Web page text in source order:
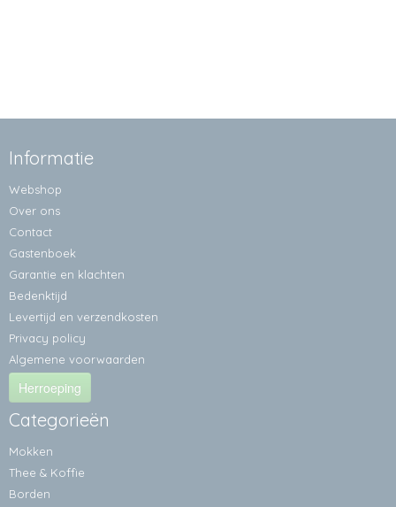
Informatie
Webshop
Over ons
Contact
Gastenboek
Garantie en klachten
Bedenktijd
Levertijd en verzendkosten
Privacy policy
Algemene voorwaarden
Herroeping
Categorieën
Mokken
Thee & Koffie
Borden